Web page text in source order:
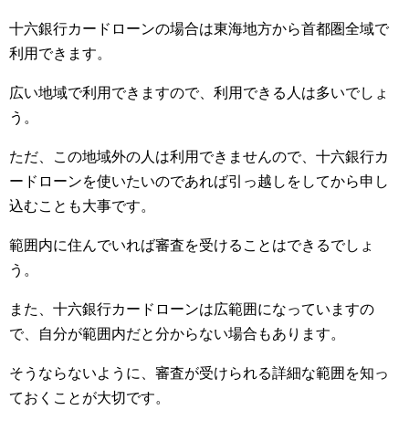
十六銀行カードローンの場合は東海地方から首都圏全域で
利用できます。
広い地域で利用できますので、利用できる人は多いでしょ
う。
ただ、この地域外の人は利用できませんので、十六銀行カ
ードローンを使いたいのであれば引っ越しをしてから申し
込むことも大事です。
範囲内に住んでいれば審査を受けることはできるでしょ
う。
また、十六銀行カードローンは広範囲になっていますの
で、自分が範囲内だと分からない場合もあります。
そうならないように、審査が受けられる詳細な範囲を知っ
ておくことが大切です。